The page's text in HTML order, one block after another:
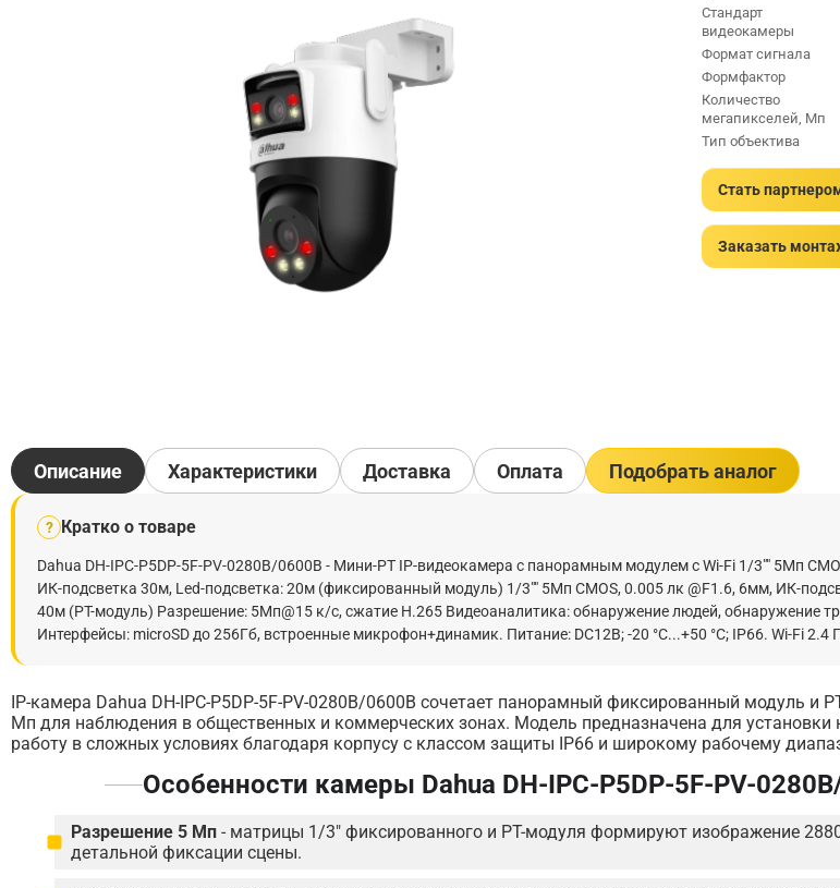
Стандарт
видеокамеры
Формат сигнала
Формфактор
Количество
мегапикселей, Мп
Тип объектива
Стать
Заказать
Описание
? Кратко о товаре
Dahua DH-IPC-P5DP-5F-PV-0280B/0600B - Мини-PT IP-видеокамера с панорамным модулем с Wi-Fi 1/3"" 5Мп
ИК-подсветка 30м, Led-подсветка: 20м (фиксированный модуль) 1/3"" 5Мп CMOS, 0.005 лк @F1.6, 6мм, ИК-
40м (PT-модуль) Разрешение: 5Мп@15 к/с, сжатие H.265 Видеоаналитика: обнаружение людей, обнаружение
Интерфейсы: microSD до 256Гб, встроенные микрофон+динамик. Питание: DC12В; -20 °C...+50 °C; IP66. Wi-Fi 2.4
IP-камера Dahua DH-IPC-P5DP-5F-PV-0280B/0600B сочетает панорамный фиксированный модуль и
Мп для наблюдения в общественных и коммерческих зонах. Модель предназначена для установки
работу в сложных условиях благодаря корпусу с классом защиты IP66 и широкому рабочему
Особенности камеры Dahua DH-IPC-P5DP-5F-PV-
Разрешение 5 Мп - матрицы 1/3" фиксированного и PT-модуля формируют изображение
детальной фиксации сцены.
Характеристики Доставка Оплата Подобрать аналог